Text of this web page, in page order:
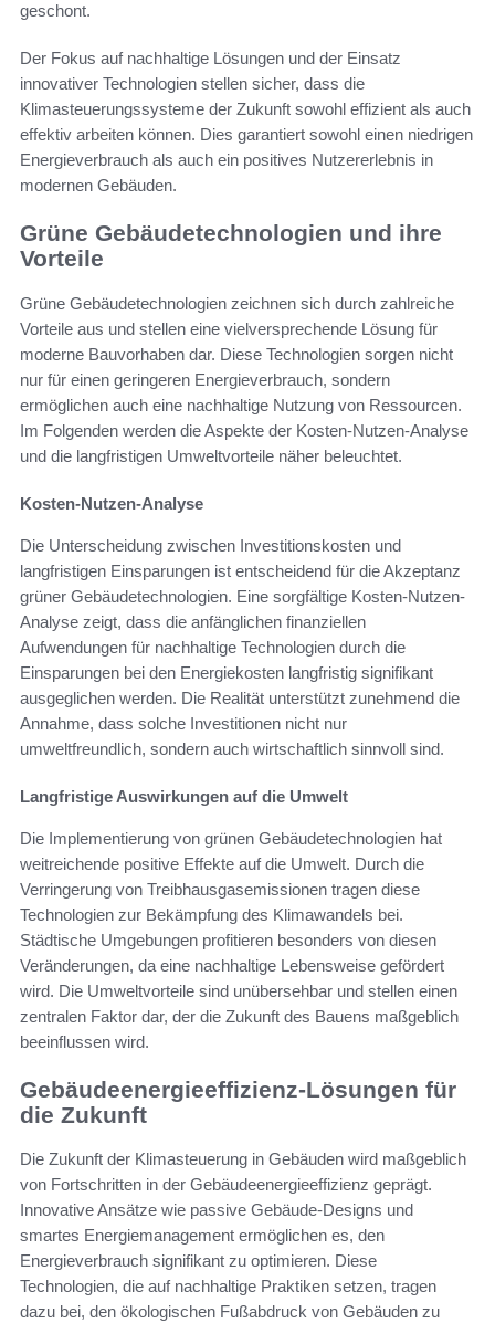
geschont.
Der Fokus auf nachhaltige Lösungen und der Einsatz
innovativer Technologien stellen sicher, dass die
Klimasteuerungssysteme der Zukunft sowohl effizient als auch
effektiv arbeiten können. Dies garantiert sowohl einen niedrigen
Energieverbrauch als auch ein positives Nutzererlebnis in
modernen Gebäuden.
Grüne Gebäudetechnologien und ihre
Vorteile
Grüne Gebäudetechnologien zeichnen sich durch zahlreiche
Vorteile aus und stellen eine vielversprechende Lösung für
moderne Bauvorhaben dar. Diese Technologien sorgen nicht
nur für einen geringeren Energieverbrauch, sondern
ermöglichen auch eine nachhaltige Nutzung von Ressourcen.
Im Folgenden werden die Aspekte der Kosten-Nutzen-Analyse
und die langfristigen Umweltvorteile näher beleuchtet.
Kosten-Nutzen-Analyse
Die Unterscheidung zwischen Investitionskosten und
langfristigen Einsparungen ist entscheidend für die Akzeptanz
grüner Gebäudetechnologien. Eine sorgfältige Kosten-Nutzen-
Analyse zeigt, dass die anfänglichen finanziellen
Aufwendungen für nachhaltige Technologien durch die
Einsparungen bei den Energiekosten langfristig signifikant
ausgeglichen werden. Die Realität unterstützt zunehmend die
Annahme, dass solche Investitionen nicht nur
umweltfreundlich, sondern auch wirtschaftlich sinnvoll sind.
Langfristige Auswirkungen auf die Umwelt
Die Implementierung von grünen Gebäudetechnologien hat
weitreichende positive Effekte auf die Umwelt. Durch die
Verringerung von Treibhausgasemissionen tragen diese
Technologien zur Bekämpfung des Klimawandels bei.
Städtische Umgebungen profitieren besonders von diesen
Veränderungen, da eine nachhaltige Lebensweise gefördert
wird. Die Umweltvorteile sind unübersehbar und stellen einen
zentralen Faktor dar, der die Zukunft des Bauens maßgeblich
beeinflussen wird.
Gebäudeenergieeffizienz-Lösungen für
die Zukunft
Die Zukunft der Klimasteuerung in Gebäuden wird maßgeblich
von Fortschritten in der Gebäudeenergieeffizienz geprägt.
Innovative Ansätze wie passive Gebäude-Designs und
smartes Energiemanagement ermöglichen es, den
Energieverbrauch signifikant zu optimieren. Diese
Technologien, die auf nachhaltige Praktiken setzen, tragen
dazu bei, den ökologischen Fußabdruck von Gebäuden zu